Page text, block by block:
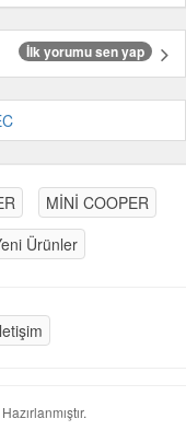
İlk yorumu sen yap
MİNİ COOPER
Ürünler